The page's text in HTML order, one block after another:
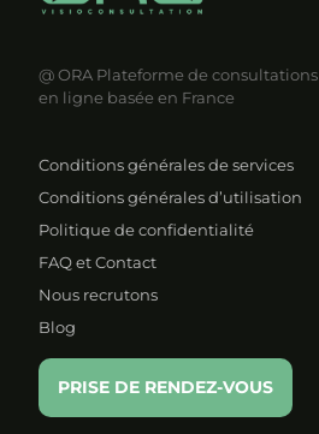
@ ORA Plateforme de consultations
en ligne basée en France
Conditions générales de services
Conditions générales d’utilisation
Politique de confidentialité
FAQ et Contact
Nous recrutons
Blog
PRISE DE RENDEZ-VOUS